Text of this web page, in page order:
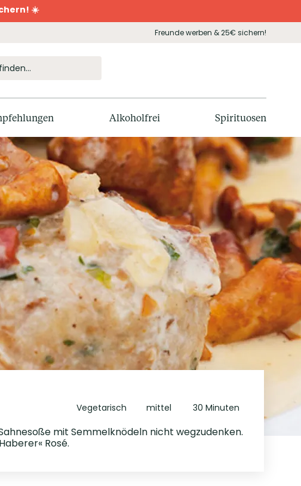
☀️
Freunde werben & 25€ sichern!
Alkoholfrei Spirituosen
Vegetarisch mittel 30 Minuten
mit Semmelknödeln nicht wegzudenken.
Rosé.